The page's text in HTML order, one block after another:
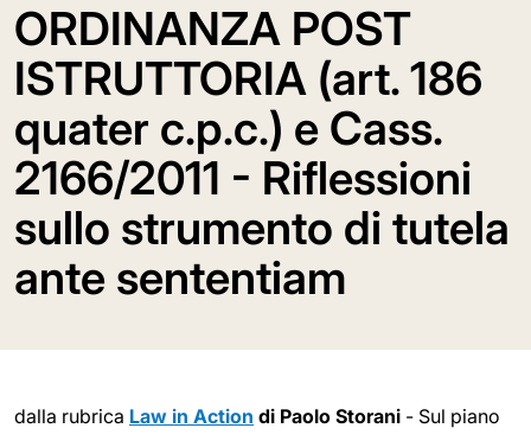
ORDINANZA POST
ISTRUTTORIA (art. 186
quater c.p.c.) e Cass.
2166/2011 - Riflessioni
sullo strumento di tutela
ante sententiam
dalla rubrica Law in Action di Paolo Storani - Sul piano